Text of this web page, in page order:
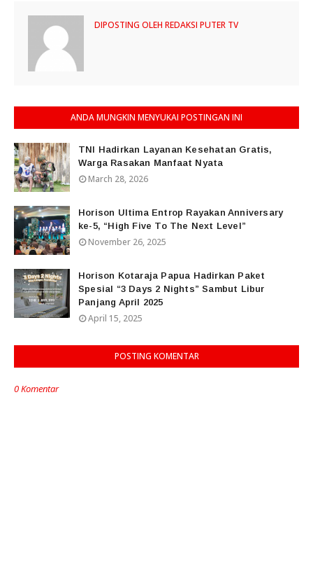
DIPOSTING OLEH REDAKSI PUTER TV
ANDA MUNGKIN MENYUKAI POSTINGAN INI
TNI Hadirkan Layanan Kesehatan Gratis,
Warga Rasakan Manfaat Nyata
March 28, 2026
Horison Ultima Entrop Rayakan Anniversary
ke-5, “High Five To The Next Level”
November 26, 2025
Horison Kotaraja Papua Hadirkan Paket
Spesial “3 Days 2 Nights” Sambut Libur
Panjang April 2025
April 15, 2025
POSTING KOMENTAR
0 Komentar